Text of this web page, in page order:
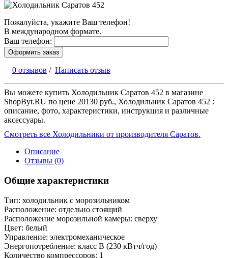
Пожалуйста, укажите Ваш телефон!
В международном формате.
Ваш телефон:
Оформить заказ
0 отзывов / Написать отзыв
Вы можете купить Холодильник Саратов 452 в магазине
ShopByt.RU по цене 20130 руб., Холодильник Саратов 452 :
описание, фото, характеристики, инструкция и различные
аксессуары.
Смотреть все Холодильники от производителя Саратов.
Описание
Отзывы (0)
Общие характеристики
Тип: холодильник с морозильником
Расположение: отдельно стоящий
Расположение морозильной камеры: сверху
Цвет: белый
Управление: электромеханическое
Энергопотребление: класс B (230 кВтч/год)
Количество компрессоров: 1